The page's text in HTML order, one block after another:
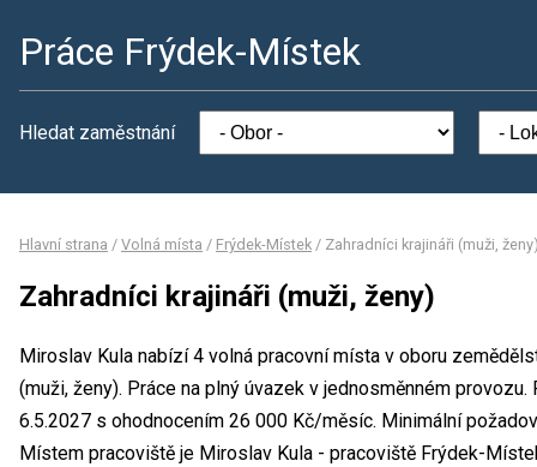
Práce Frýdek-Místek
Hledat zaměstnání
Hlavní strana / Volná místa / Frýdek-Místek / Zahradníci krajináři (muži,
Zahradníci krajináři (muži, ženy)
Miroslav Kula nabízí 4 volná pracovní místa v oboru
(muži, ženy). Práce na plný úvazek v jednosměnném
6.5.2027 s ohodnocením 26 000 Kč/měsíc. Minimální
Místem pracoviště je Miroslav Kula - pracoviště Frýdek-